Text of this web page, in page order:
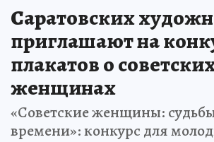
Саратовских
приглашают на
плакатов о
женщинах
«Советские женщины:
времени»: конкурс для